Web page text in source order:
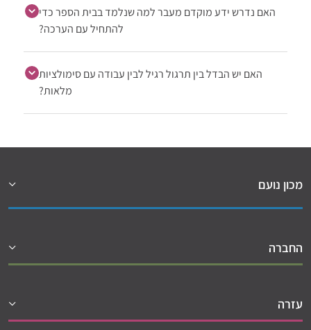
האם נדרש ידע מוקדם מעבר למה שנלמד בבית הספר כדי
להתחיל עם הערכה?
האם יש הבדל בין תרגול רגיל לבין עבודה עם סימולציות
מלאות?
מכון נועם
החברה
עזרה